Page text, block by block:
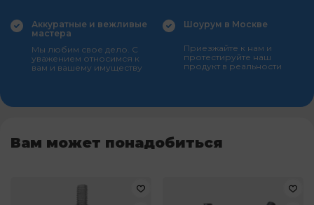
Аккуратные и вежливые
мастера
Мы любим свое дело. С
уважением относимся к
вам и вашему имуществу
Шоурум в Москве
Приезжайте к нам и
протестируйте наш
продукт в реальности
Вам может понадобиться